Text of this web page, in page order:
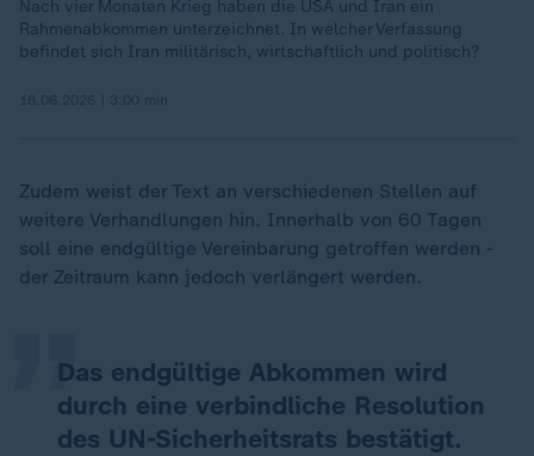
Nach vier Monaten Krieg haben die USA und Iran ein
Rahmenabkommen unterzeichnet. In welcher Verfassung
befindet sich Iran militärisch, wirtschaftlich und politisch?
Zudem weist der Text an verschiedenen Stellen auf
weitere Verhandlungen hin. Innerhalb von 60 Tagen
soll eine endgültige Vereinbarung getroffen werden -
der Zeitraum kann jedoch verlängert werden.
Das endgültige Abkommen wird
durch eine verbindliche Resolution
des UN-Sicherheitsrats bestätigt.
„